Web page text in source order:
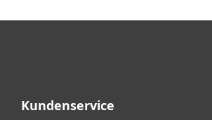
Kundenservice